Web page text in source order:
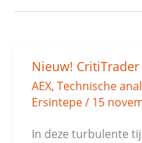
Nieuw! CritiTrader
AEX, Technische
Ersintepe/ 15
In deze turbulente
Nieuw!
CritiTrader